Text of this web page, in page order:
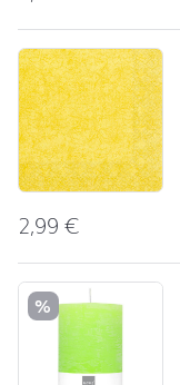
2,99€
%